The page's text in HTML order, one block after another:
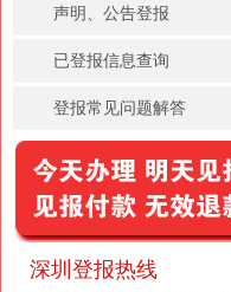
房屋租赁凭证登报
声明、公告登报
已登报信息查询
登报常见问题解答
深圳登报热线